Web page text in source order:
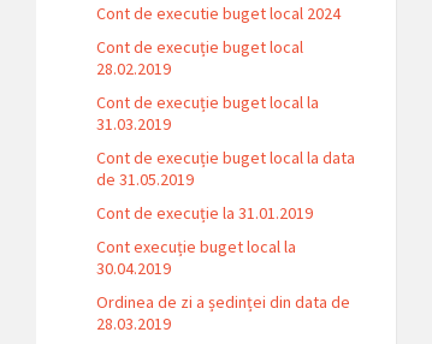
Cont de executie buget local 2024
Cont de execuție buget local
28.02.2019
Cont de execuție buget local la
31.03.2019
Cont de execuție buget local la data
de 31.05.2019
Cont de execuție la 31.01.2019
Cont execuție buget local la
30.04.2019
Ordinea de zi a ședinței din data de
28.03.2019